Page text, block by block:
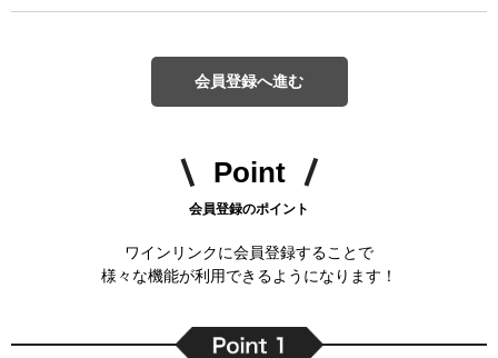
会員登録へ進む
Point
会員登録のポイント
ワインリンクに会員登録することで
様々な機能が利用できるようになります！